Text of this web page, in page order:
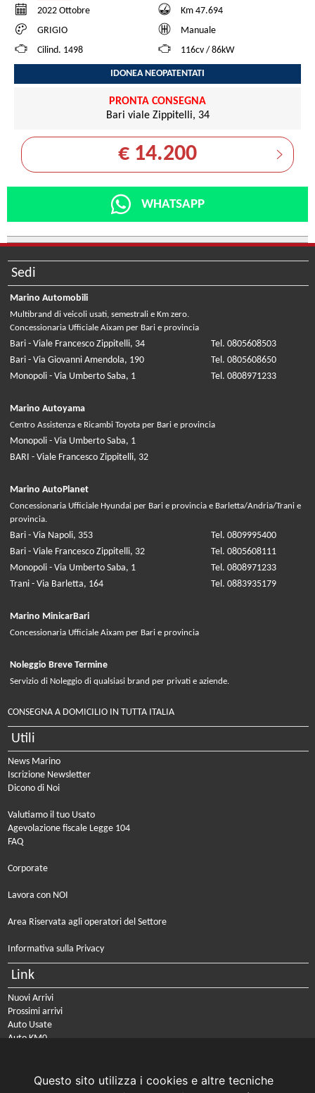
Questo sito utilizza i cookies e altre tecniche
2022 Ottobre
Km 47.694
GRIGIO
Manuale
Cilind. 1498
116cv / 86kW
IDONEA NEOPATENTATI
PRONTA CONSEGNA
Bari viale Zippitelli, 34
€ 14.200
WHATSAPP
Sedi
Marino Automobili
Multibrand di veicoli usati, semestrali e Km zero.
Concessionaria Ufficiale Aixam per Bari e provincia
Bari - Viale Francesco Zippitelli, 34
Tel. 0805608503
Bari - Via Giovanni Amendola, 190
Tel. 0805608650
Monopoli - Via Umberto Saba, 1
Tel. 0808971233
Marino Autoyama
Centro Assistenza e Ricambi Toyota per Bari e provincia
Monopoli - Via Umberto Saba, 1
BARI - Viale Francesco Zippitelli, 32
Marino AutoPlanet
Concessionaria Ufficiale Hyundai per Bari e provincia e Barletta/Andria/Trani e
provincia.
Bari - Via Napoli, 353
Tel. 0809995400
Bari - Viale Francesco Zippitelli, 32
Tel. 0805608111
Monopoli - Via Umberto Saba, 1
Tel. 0808971233
Trani - Via Barletta, 164
Tel. 0883935179
Marino MinicarBari
Concessionaria Ufficiale Aixam per Bari e provincia
Noleggio Breve Termine
Servizio di Noleggio di qualsiasi brand per privati e aziende.
CONSEGNA A DOMICILIO IN TUTTA ITALIA
Utili
News Marino
Iscrizione Newsletter
Dicono di Noi
Valutiamo il tuo Usato
Agevolazione fiscale Legge 104
FAQ
Corporate
Lavora con NOI
Area Riservata agli operatori del Settore
Informativa sulla Privacy
Link
Nuovi Arrivi
Prossimi arrivi
Auto Usate
Auto KM0